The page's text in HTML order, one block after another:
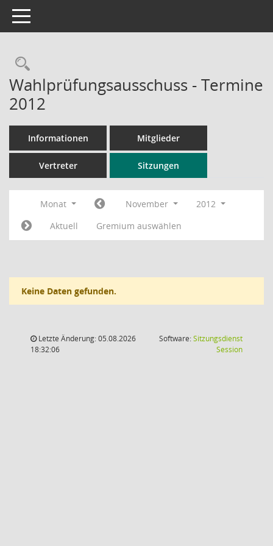
Toggle navigation
Rechercheauswahl
Wahlprüfungsausschuss - Termine
2012
Informationen Mitglieder
Vertreter Sitzungen
Monat November
2012
Aktuell
Gremium auswählen
Keine Daten gefunden.
Letzte Änderung: 05.08.2026
18:32:06
Software:Sitzungsdienst
Session(Wird in